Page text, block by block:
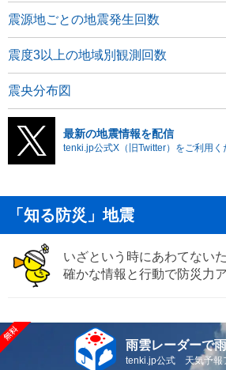
震源地ごとの地震発生回数
震度3以上の地域別観測回数
震央分布図
最新の地震情報を配信
tenki.jp公式X（旧Twitter）をご利用く
「知る防災」地震
いざという時にあわてない
確かな情報と行動で防災力
雨雲レーダーで
tenki.jp公式 天気予報